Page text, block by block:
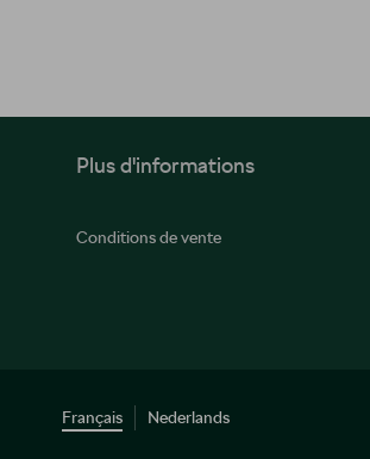
Plus d'informations
Conditions de vente
Français Nederlands